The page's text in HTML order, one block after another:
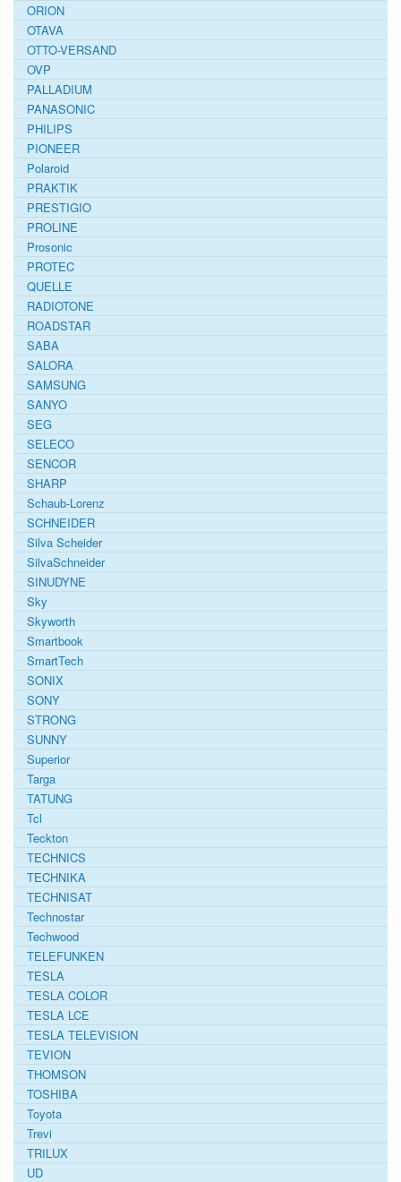
ORION
OTAVA
OTTO-VERSAND
OVP
PALLADIUM
PANASONIC
PHILIPS
PIONEER
Polaroid
PRAKTIK
PRESTIGIO
PROLINE
Prosonic
PROTEC
QUELLE
RADIOTONE
ROADSTAR
SABA
SALORA
SAMSUNG
SANYO
SEG
SELECO
SENCOR
SHARP
Schaub-Lorenz
SCHNEIDER
Silva Scheider
SilvaSchneider
SINUDYNE
Sky
Skyworth
Smartbook
SmartTech
SONIX
SONY
STRONG
SUNNY
Superior
Targa
TATUNG
Tcl
Teckton
TECHNICS
TECHNIKA
TECHNISAT
Technostar
Techwood
TELEFUNKEN
TESLA
TESLA COLOR
TESLA LCE
TESLA TELEVISION
TEVION
THOMSON
TOSHIBA
Toyota
Trevi
TRILUX
UD